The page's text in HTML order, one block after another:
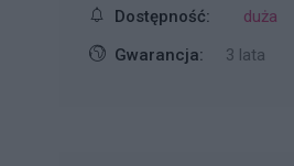
Dostępność:
duża
Gwarancja:
3 lata